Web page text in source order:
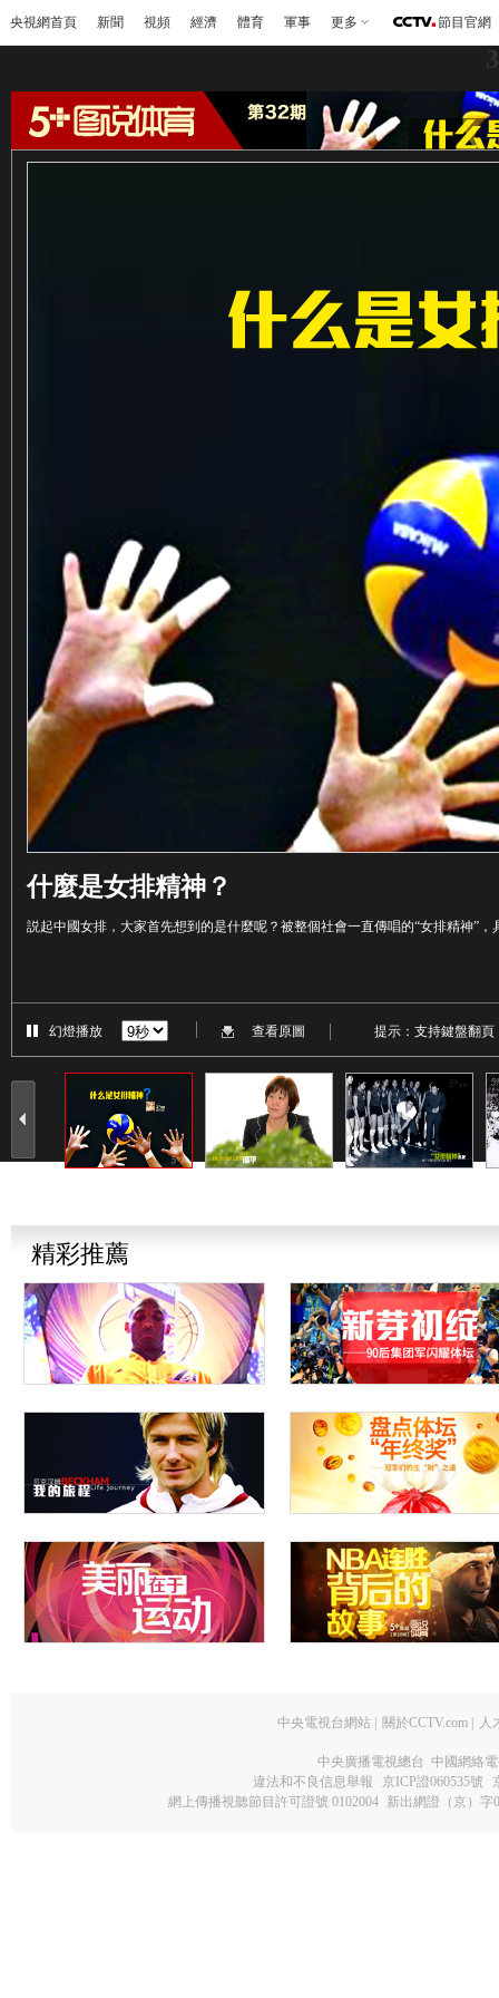
央視網首頁 新聞 視頻 經濟 體育 軍事 更多 節目官網
什麼是女排精神？
説起中國女排，大家首先想到的是什麼呢？被整個社會一直傳唱的“女排精神”
幻燈播放 查看原圖 提示：支持鍵盤翻
精彩推薦
中央電視台網站 關於CCTV.com 人
中央廣播電視總台 中國網絡
違法和不良信息舉報
京ICP證060535號
網上傳播視聽節目許可證號 0102004 新出網證（京）